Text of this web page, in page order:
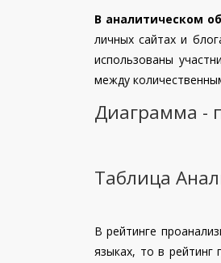
В аналитическом
личных сайтах и
использованы
между
Диаграмма -
Таблица
В рейтинге
языках, то в